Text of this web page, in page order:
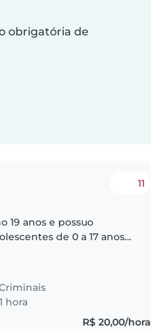
obrigatória de
11
de 0 a 17 anos
hora
R$ 20,00/hora